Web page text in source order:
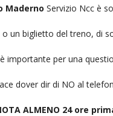
Maderno Servizio Ncc è
un biglietto del treno, di
importante per una
dover dir di NO al
ALMENO 24 ore